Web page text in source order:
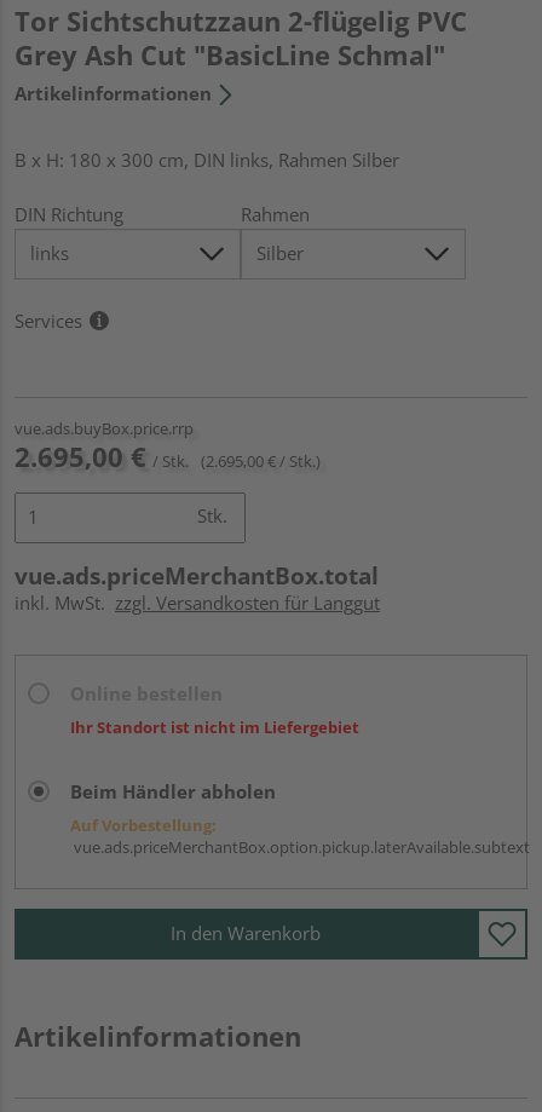
Tor Sichtschutzzaun 2-flügelig PVC
Grey Ash Cut "BasicLine Schmal"
Artikelinformationen
B x H: 180 x 300 cm, DIN links, Rahmen Silber
DIN Richtung Rahmen
Services
vue.ads.buyBox.price.rrp
2.695,00 € / Stk. (2.695,00 € / Stk.)
Stk.
vue.ads.priceMerchantBox.total
inkl. MwSt. zzgl. Versandkosten für Langgut
Ihr Standort ist nicht im Liefergebiet
Beim Händler abholen
Auf Vorbestellung:
vue.ads.priceMerchantBox.option.pickup.laterAvailable.subtext
In den Warenkorb
Artikelinformationen